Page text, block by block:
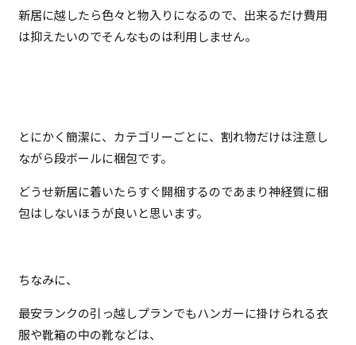
新居に越したら色々と物入りになるので、出来るだけ費用
は抑えたいのでそんなものは利用しません。
とにかく簡潔に、カテゴリーごとに、割れ物だけは注意し
ながら段ボールに梱包です。
どうせ新居に着いたらすぐ開梱するのであまり神経質に梱
包はしないほうが良いと思います。
ちなみに、
最安ランクの引っ越しプランでもハンガーに掛けられる衣
服や靴箱の中の靴などは、